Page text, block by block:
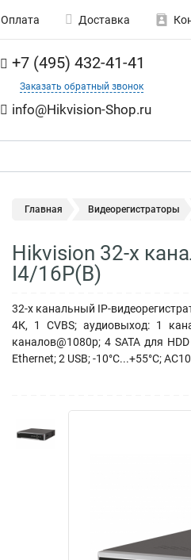
Оплата Доставка
+7 (495) 432-41-41
Заказать обратный звонок
info@Hikvision-Shop.ru
Главная Видеорегистраторы
Hikvision 32-х
I4/16P(B)
32-х канальный IP-
4К, 1 CVBS; аудиовыход: 1
каналов@1080р; 4 SATA для
Ethernet; 2 USB; -10°C...+55°C;